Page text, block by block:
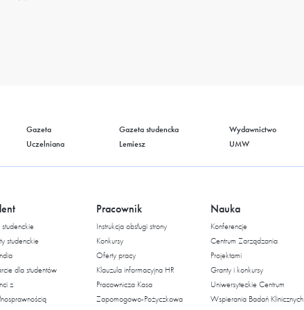
Gazeta
Uczelniana
Gazeta studencka
Lemiesz
Wydawnictwo
UMW
studenckie
dla studentów
z
Pracownik
Instrukcja obsługi strony
Konkursy
Oferty pracy
Klauzula informacyjna HR
Pracownicza Kasa
Zapomogowo-Pożyczkowa
Nauka
Konferencje
Centrum Zarządzania
Projektami
Granty i konkursy
Uniwersyteckie Centrum
Wspierania Badań Klinicznych